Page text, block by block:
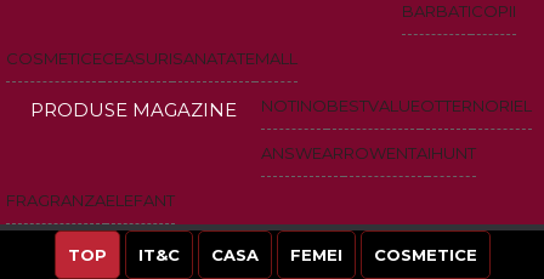
BARBATICOPII
COSMETICECEASURISANATATEMALL
PRODUSE MAGAZINE NOTINOBESTVALUEOTTERNORIEL
ANSWEARROWENTAIHUNT
FRAGRANZAELEFANT
TOP IT&C CASA FEMEI COSMETICE